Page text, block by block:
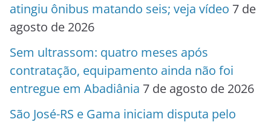
atingiu ônibus matando seis; veja vídeo 7 de
agosto de 2026
Sem ultrassom: quatro meses após
contratação, equipamento ainda não foi
entregue em Abadiânia 7 de agosto de 2026
São José-RS e Gama iniciam disputa pelo